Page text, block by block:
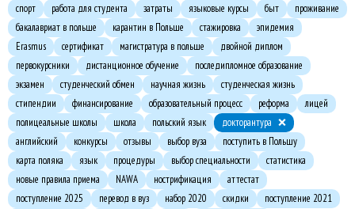
спорт
работа для студента затраты языковые курсы быт
проживание
бакалавриат в польше
карантин в Польше стажировка
эпидемия
Erasmus
сертификат магистратура в польше
двойной диплом
первокурсники
дистанционное обучение
последипломное образование
экзамен
студенческий обмен научная жизнь
студенческая жизнь
стипендии
финансирование образовательный процесс реформа
лицей
полицеальные школы
школа польский язык
докторантура
английский
конкурсы отзывы выбор вуза
поступить в Польшу
карта поляка
язык процедуры выбор специальности
статистика
новые правила приема
NAWA нострификация
аттестат
поступление 2025
перевод в вуз набор 2020 скидки
поступление 2021